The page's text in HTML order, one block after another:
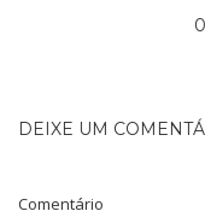
DEIXE UM
Comentário